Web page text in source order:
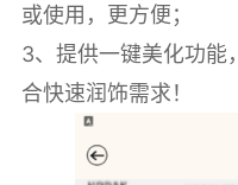
或使用，更方便；
3、提供一键美化功能
合快速润饰需求！